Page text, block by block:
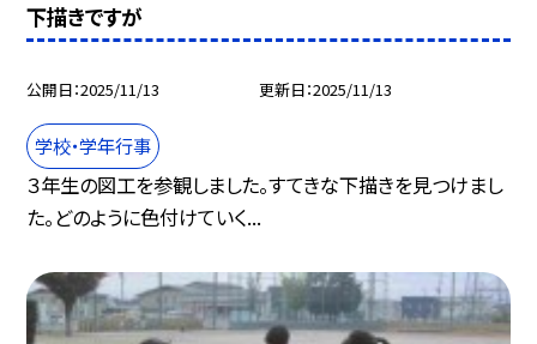
下描きですが
公開日 2025/11/13 更新日 2025/11/13
学校・学年行事
３年生の図工を参観しました。すてきな下描きを見つけまし
た。どのように色付けていく...